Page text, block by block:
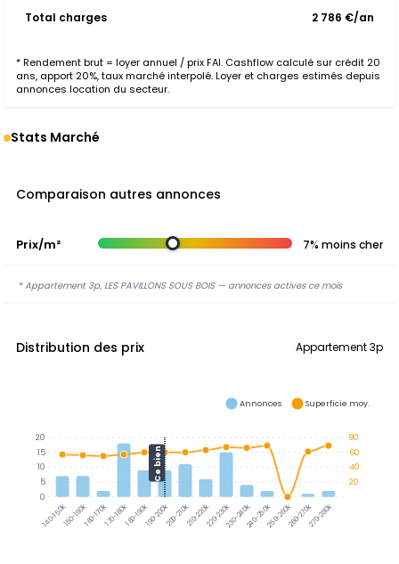
Total charges 2 786 €/an
* Rendement brut = loyer annuel / prix FAI. Cashflow calculé sur crédit 20
ans, apport 20%, taux marché interpolé. Loyer et charges estimés depuis
annonces location du secteur.
Stats Marché
Comparaison autres annonces
Prix/m² 7% moins cher
* Appartement 3p, LES PAVILLONS SOUS BOIS — annonces actives ce mois
Distribution des prix Appartement 3p
140-150k150-160k160-170k170-180k180-190k190-200k200-210k210-220k220-230k230-240k240-250k250-260k260-270k270-280k
Ce bien
80
60
40
20
20
15
10
5
0
Annonces Superficie moy.